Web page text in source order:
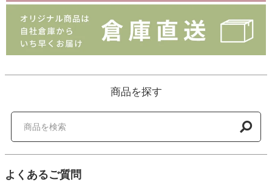
商品を探す
よくあるご質問